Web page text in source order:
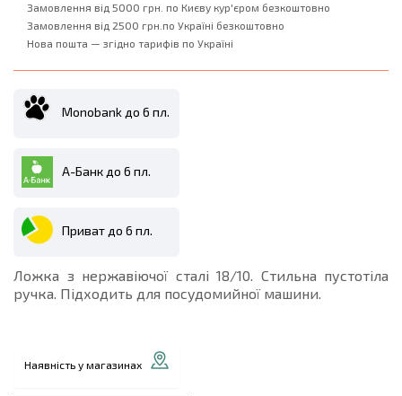
Замовлення від 5000 грн. по Києву кур'єром безкоштовно
Замовлення від 2500 грн.по Україні безкоштовно
Нова пошта — згідно тарифів по Україні
Monobank до 6 пл.
А-Банк до 6 пл.
Приват до 6 пл.
Ложка з нержавіючої сталі 18/10. Стильна пустотіла
ручка. Підходить для посудомийної машини.
Наявність у магазинах